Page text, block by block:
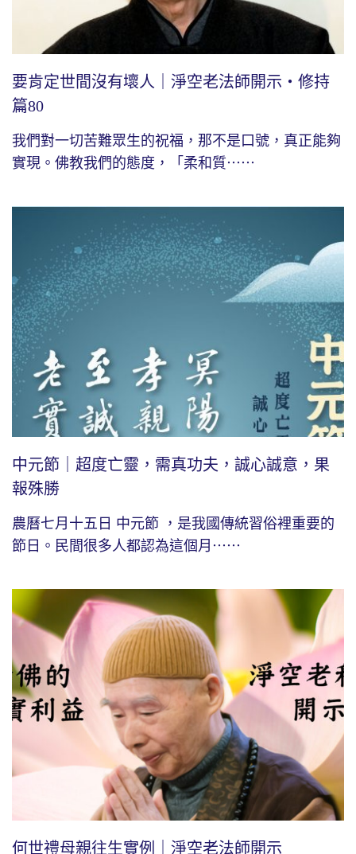
要肯定世間沒有壞人｜淨空老法師開示・修持
篇80
我們對一切苦難眾生的祝福，那不是口號，真正能夠
實現。佛教我們的態度，「柔和質⋯⋯
中元節｜超度亡靈，需真功夫，誠心誠意，果
報殊勝
農曆七月十五日 中元節 ，是我國傳統習俗裡重要的
節日。民間很多人都認為這個月⋯⋯
何世禮母親往生實例｜淨空老法師開示